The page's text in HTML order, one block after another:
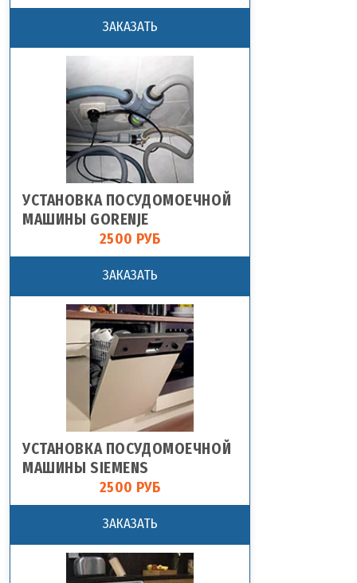
ЗАКАЗАТЬ
УСТАНОВКА ПОСУДОМОЕЧНОЙ
МАШИНЫ GORENJE
2500 РУБ
ЗАКАЗАТЬ
УСТАНОВКА ПОСУДОМОЕЧНОЙ
МАШИНЫ SIEMENS
2500 РУБ
ЗАКАЗАТЬ